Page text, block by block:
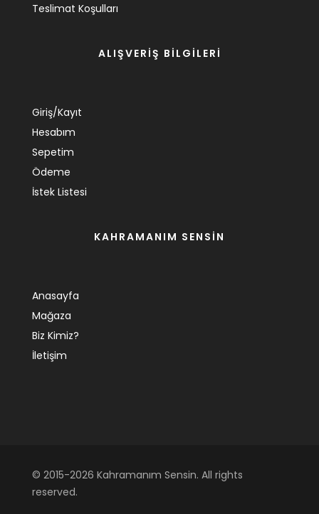
Teslimat Koşulları
ALIŞVERİŞ BİLGİLERİ
Giriş/Kayıt
Hesabım
Sepetim
Ödeme
İstek Listesi
KAHRAMANIM SENSİN
Anasayfa
Mağaza
Biz Kimiz?
İletişim
© 2015-2026 Kahramanım Sensin. All rights
reserved.